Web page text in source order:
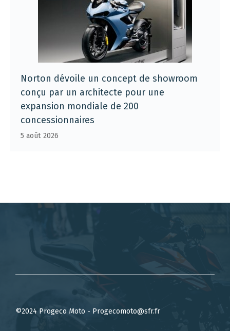
Norton dévoile un concept de showroom
conçu par un architecte pour une
expansion mondiale de 200
concessionnaires
5 août 2026
©2024 Progeco Moto - Progecomoto@sfr.fr